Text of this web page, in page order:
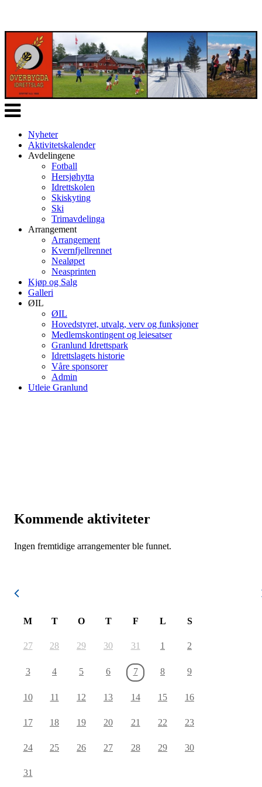
Veksle
navigasjon
Nyheter
Aktivitetskalender
Avdelingene
Fotball
Hersjøhytta
Idrettskolen
Skiskyting
Ski
Trimavdelinga
Arrangement
Arrangement
Kvernfjellrennet
Nealøpet
Neasprinten
Kjøp og Salg
Galleri
ØIL
ØIL
Hovedstyret, utvalg, verv og funksjoner
Medlemskontingent og leiesatser
Granlund Idrettspark
Idrettslagets historie
Våre sponsorer
Admin
Utleie Granlund
Kommende aktiviteter
Ingen fremtidige arrangementer ble funnet.
M T O T F L S
27 28 29 30 31 1 2
3 4 5 6 7 8 9
10 11 12 13 14 15 16
17 18 19 20 21 22 23
24 25 26 27 28 29 30
31